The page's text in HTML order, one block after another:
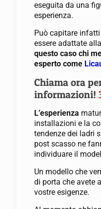
eseguita da una
esperienza.
Può capitare
essere adattate
questo caso chi
esperto come
Chiama ora
informazioni!
L’esperienza
installazioni e la
tendenze dei ladri
post scasso ne
individuare il
Un modello che
di porta che avete
vostre esigenze.